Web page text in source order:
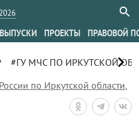
ВЫПУСКИ ПРОЕКТЫ ПРАВОВОЙ
#ГУ МЧС ПО ИРКУТСКОЙchevron_right
по Иркутской области,